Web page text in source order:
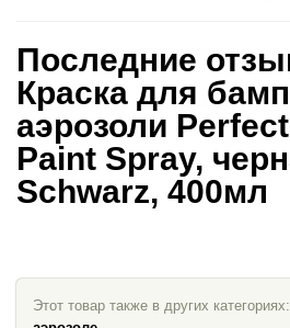
Последние
Краска для
аэрозоли
Paint Spray,
Schwarz, 400мл
Этот товар также в других категориях: